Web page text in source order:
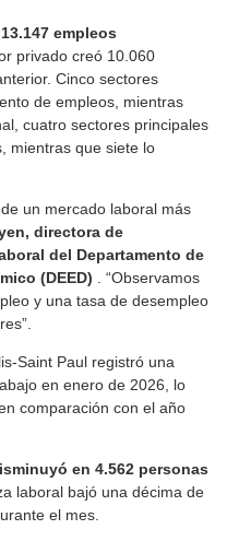
empleos
privado creó 10.060
Cinco sectores
de empleos, mientras
cuatro sectores principales
mientras que siete lo
un mercado laboral más
directora de
del Departamento de
(DEED) . “Observamos
y una tasa de desempleo
Saint Paul registró una
en enero de 2026, lo
comparación con el año
en 4.562 personas
laboral bajó una décima de
el mes.